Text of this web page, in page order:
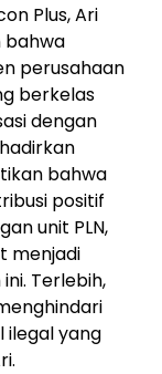
Plus, Ari
bahwa
perusahaan
berkelas
dengan
bahwa
positif
unit PLN,
menjadi
Terlebih,
ilegal yang